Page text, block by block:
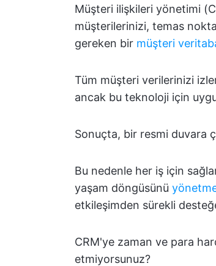
Müşteri ilişkileri yönetimi
müşterilerinizi, temas
gereken bir müşteri
Tüm müşteri verilerinizi
ancak bu teknoloji için
Sonuçta, bir resmi duvara
Bu nedenle her iş için
yaşam döngüsünü
etkileşimden sürekli
CRM'ye zaman ve para
etmiyorsunuz?